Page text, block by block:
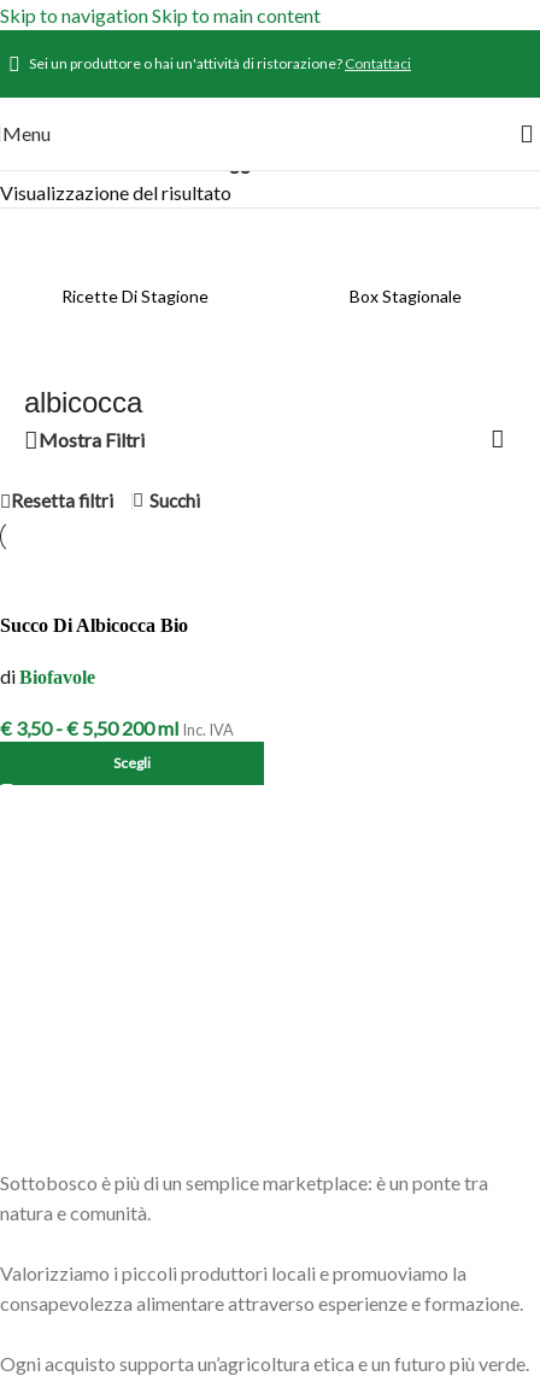
Skip to navigationSkip to main content
Sei un produttore o hai un'attività di ristorazione? Contattaci
Menu
Visualizzazione del risultato
Ricette Di Stagione Box Stagionale
albicocca
Mostra Filtri
Resetta filtri Succhi
Succo Di Albicocca Bio
diBiofavole
€ 3,50 -€5,50 200 ml Inc. IVA
Scegli
Sottobosco è più di un semplice marketplace: è un ponte tra
natura e comunità.
Valorizziamo i piccoli produttori locali e promuoviamo la
consapevolezza alimentare attraverso esperienze e formazione.
Ogni acquisto supporta un’agricoltura etica e un futuro più verde.